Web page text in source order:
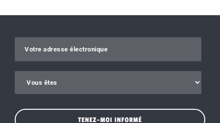
Gelieve dit veld leeg te laten.